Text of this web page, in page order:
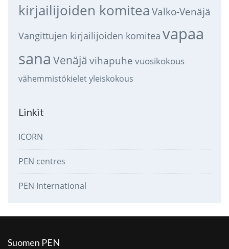
kirjailijoiden komitea Valko-Venäjä
Vangittujen kirjailijoiden komitea vapaa
sana Venäjä vihapuhe vuosikokous
vähemmistökieletyleiskokous
Linkit
ICORN
PEN centres
PEN International
Suomen PEN